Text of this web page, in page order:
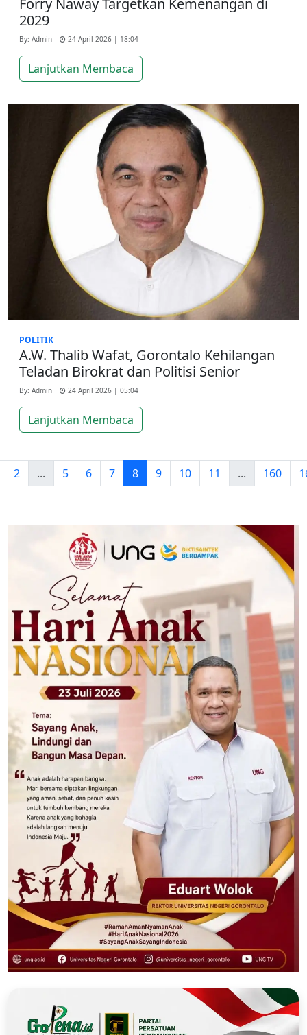
Forry Naway Targetkan Kemenangan di
2029
By: Admin 24 April 2026 | 18:04
Lanjutkan Membaca
POLITIK
A.W. Thalib Wafat, Gorontalo Kehilangan
Teladan Birokrat dan Politisi Senior
By: Admin 24 April 2026 | 05:04
Lanjutkan Membaca
2 ... 5 6 7 8 9 10 11 ... 160